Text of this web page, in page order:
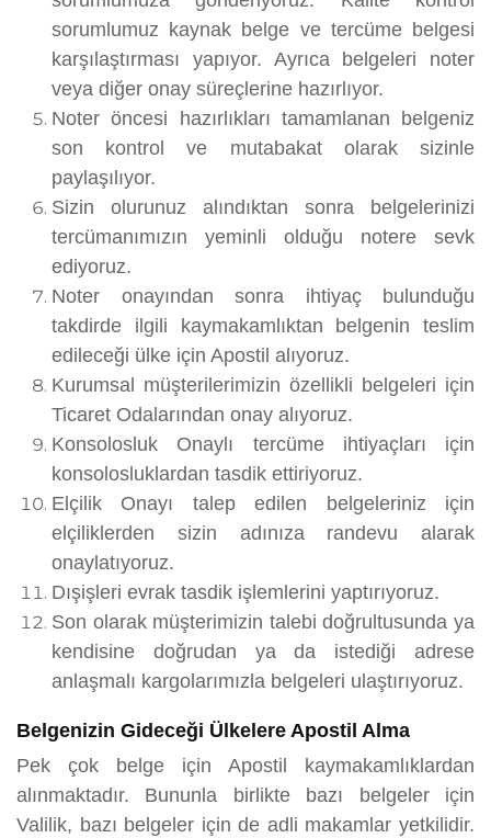
sorumlumuz kaynak belge ve tercüme belgesi
karşılaştırması yapıyor. Ayrıca belgeleri noter
veya diğer onay süreçlerine hazırlıyor.
Noter öncesi hazırlıkları tamamlanan belgeniz
son kontrol ve mutabakat olarak sizinle
paylaşılıyor.
Sizin olurunuz alındıktan sonra belgelerinizi
tercümanımızın yeminli olduğu notere sevk
ediyoruz.
Noter onayından sonra ihtiyaç bulunduğu
takdirde ilgili kaymakamlıktan belgenin teslim
edileceği ülke için Apostil alıyoruz.
Kurumsal müşterilerimizin özellikli belgeleri için
Ticaret Odalarından onay alıyoruz.
Konsolosluk Onaylı tercüme ihtiyaçları için
konsolosluklardan tasdik ettiriyoruz.
Elçilik Onayı talep edilen belgeleriniz için
elçiliklerden sizin adınıza randevu alarak
onaylatıyoruz.
Dışişleri evrak tasdik işlemlerini yaptırıyoruz.
Son olarak müşterimizin talebi doğrultusunda ya
kendisine doğrudan ya da istediği adrese
anlaşmalı kargolarımızla belgeleri ulaştırıyoruz.
Belgenizin Gideceği Ülkelere Apostil Alma
Pek çok belge için Apostil kaymakamlıklardan
alınmaktadır. Bununla birlikte bazı belgeler için
Valilik, bazı belgeler için de adli makamlar yetkilidir.